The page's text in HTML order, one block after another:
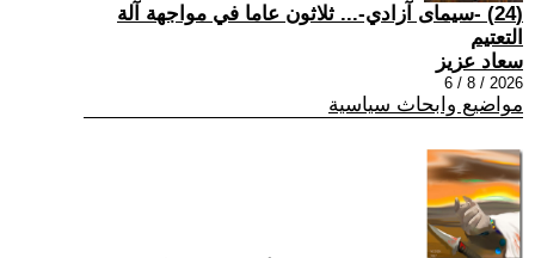
(24) -سيمای آزادي-... ثلاثون عاما في مواجهة آلة
التعتيم
سعاد عزيز
2026 / 8 / 6
مواضيع وابحاث سياسية